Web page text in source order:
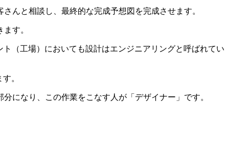
んと相談し、最終的な完成予想図を完成させます。
す。
（工場）においても設計はエンジニアリングと呼ばれてい
。
になり、この作業をこなす人が「デザイナー」です。